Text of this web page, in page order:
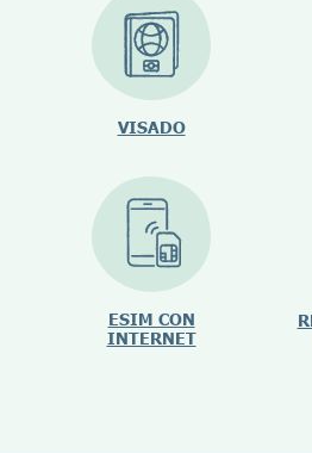
VISADO
ESIM CON
INTERNET